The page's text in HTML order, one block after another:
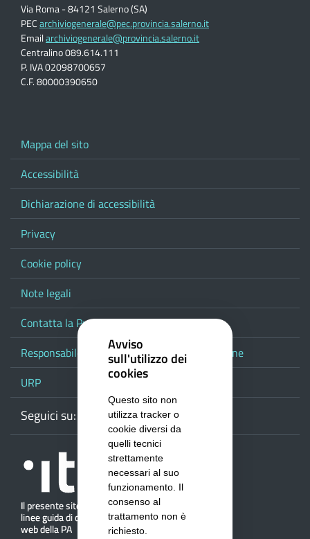
Via Roma - 84121 Salerno (SA)
PECarchiviogenerale@pec.provincia.salerno.it
Emailarchiviogenerale@provincia.salerno.it
Centralino 089.614.111
P. IVA 02098700657
C.F. 80000390650
Mappa del sito
Accessibilità
Dichiarazione di accessibilità
Privacy
Cookie policy
Note legali
Contatta la Provincia
Responsabile del procedimento di pubblicazione
URP
Seguici su: WebmailFacebook
Youtube
Avviso
sull'utilizzo dei
cookies
Questo sito non
utilizza tracker o
cookie diversi da
quelli tecnici
strettamente
necessari al suo
funzionamento. Il
consenso al
trattamento non è
richiesto.